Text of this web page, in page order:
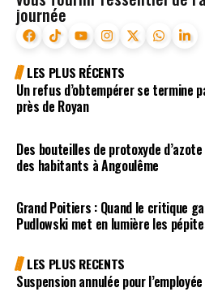
journée
LES PLUS RÉCENTS
Un refus d’obtempérer se termine
près de Royan
Des bouteilles de protoxyde
des habitants à Angoulême
Grand Poitiers : Quand le critique
Pudlowski met en lumière les
LES PLUS RECENTS
Suspension annulée pour